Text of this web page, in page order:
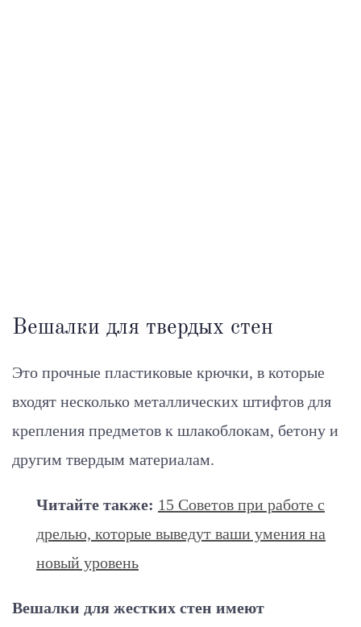
Вешалки для твердых стен
Это прочные пластиковые крючки, в которые
входят несколько металлических штифтов для
крепления предметов к шлакоблокам, бетону и
другим твердым материалам.
Читайте также: 15 Советов при работе с
дрелью, которые выведут ваши умения на
новый уровень
Вешалки для жестких стен имеют